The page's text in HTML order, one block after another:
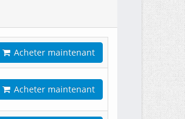
Acheter maintenant
Acheter maintenant